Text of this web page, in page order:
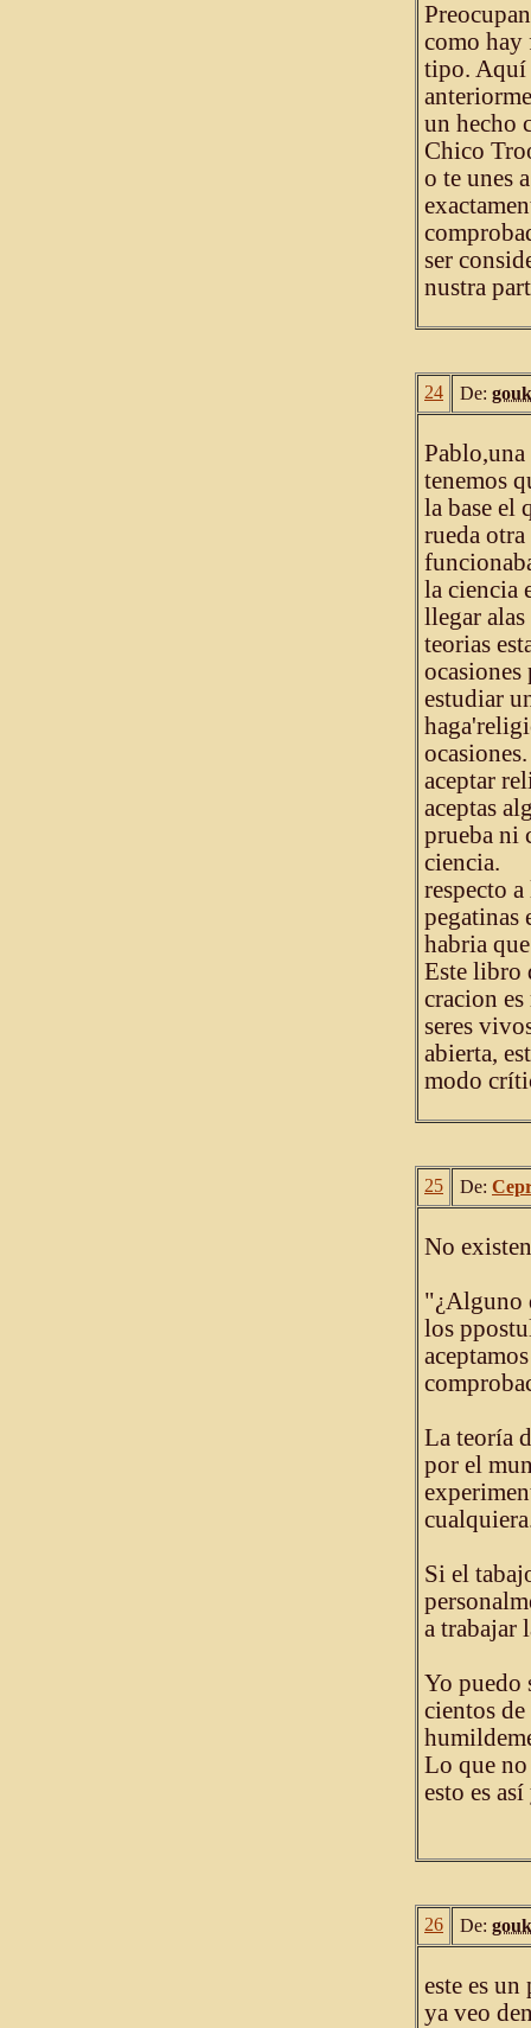
como hay
tipo. Aquí
un hecho
Chico
o te unes
ser
nustra
24 De:
Pablo,una
tenemos
la base el
rueda
la ciencia
llegar
teorias
ocasiones
estudiar
ocasiones.
aceptar
aceptas
prueba ni
ciencia.
respecto
pegatinas
habria
Este libro
cracion
seres
abierta,
modo
25 De:
No
"¿Alguno
los
La teoría
por el
Si el
a trabajar
Yo puedo
cientos
Lo que no
esto es
26 De:
este es un
ya veo